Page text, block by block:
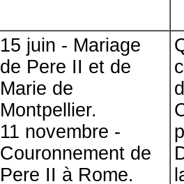
15 juin - Mariage
de Pere II et de
Marie de
Montpellier.
11 novembre -
Couronnement de
Pere II à Rome.